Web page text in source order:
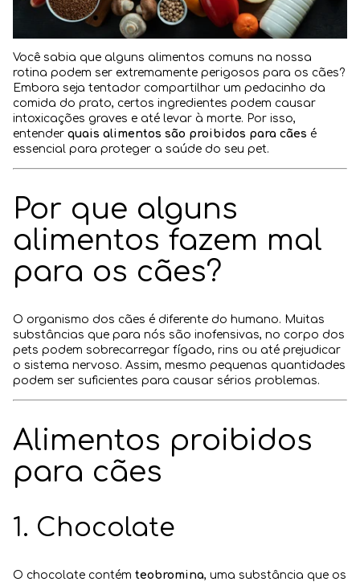
Blog
Você sabia que alguns alimentos comuns na nossa
rotina podem ser extremamente perigosos para os cães?
Embora seja tentador compartilhar um pedacinho da
comida do prato, certos ingredientes podem causar
intoxicações graves e até levar à morte. Por isso,
entender quais alimentos são proibidos para cães é
essencial para proteger a saúde do seu pet.
Por que alguns
alimentos fazem mal
para os cães?
O organismo dos cães é diferente do humano. Muitas
substâncias que para nós são inofensivas, no corpo dos
pets podem sobrecarregar fígado, rins ou até prejudicar
o sistema nervoso. Assim, mesmo pequenas quantidades
podem ser suficientes para causar sérios problemas.
Alimentos proibidos
para cães
1. Chocolate
O chocolate contém teobromina, uma substância que os